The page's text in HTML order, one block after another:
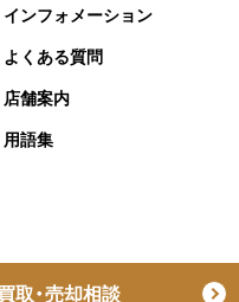
インフォメーション
よくある質問
店舗案内
用語集
取・売却相談